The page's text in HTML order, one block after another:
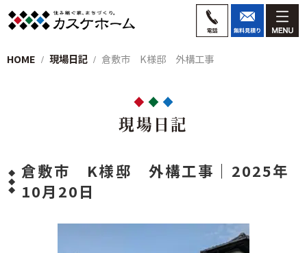
HOME 現場日記 倉敷市 K様邸 外構工事
現場日記
倉敷市 K様邸 外構工事｜2025年
10月20日